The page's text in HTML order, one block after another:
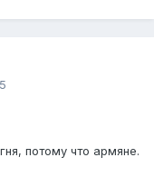
потому что армяне.